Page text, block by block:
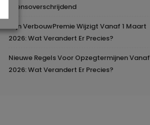
Grensoverschrijdend
Mijn VerbouwPremie Wijzigt Vanaf 1 Maart
2026: Wat Verandert Er Precies?
Nieuwe Regels Voor Opzegtermijnen Vanaf
2026: Wat Verandert Er Precies?